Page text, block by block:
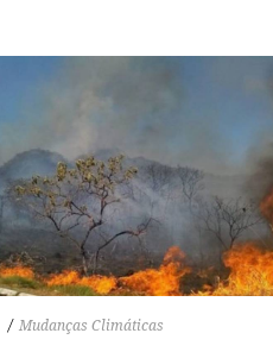
Mudanças Climáticas